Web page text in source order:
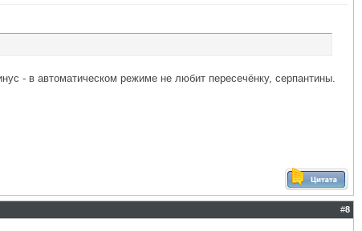
- в автоматическом режиме не любит пересечёнку, серпантины.
#8